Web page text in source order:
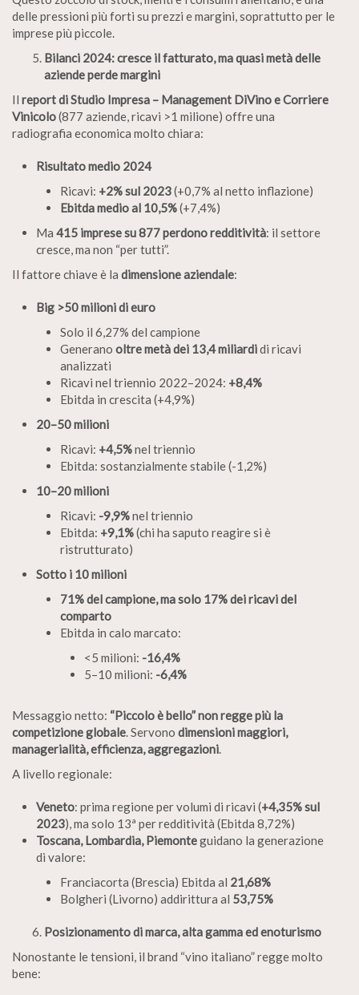
delle pressioni più forti su prezzi e margini, soprattutto per le
imprese più piccole.
Bilanci 2024: cresce il fatturato, ma quasi metà delle
aziende perde margini
Il report di Studio Impresa – Management DiVino e Corriere
Vinicolo(877 aziende, ricavi >1 milione) offre una
radiografia economica molto chiara:
Risultato medio 2024
Ricavi: +2% sul 2023(+0,7% al netto inflazione)
Ebitda medio al 10,5%(+7,4%)
Ma 415 imprese su 877 perdono redditività: il settore
cresce, ma non “per tutti”.
Il fattore chiave è la dimensione aziendale:
Big >50 milioni di euro
Solo il 6,27% del campione
Generano oltre metà dei 13,4 miliardidi ricavi
analizzati
Ricavi nel triennio 2022–2024: +8,4%
Ebitda in crescita (+4,9%)
20–50 milioni
Ricavi: +4,5%nel triennio
Ebitda: sostanzialmente stabile (-1,2%)
10–20 milioni
Ricavi: -9,9%nel triennio
Ebitda: +9,1%(chi ha saputo reagire si è
ristrutturato)
Sotto i 10 milioni
71% del campione, ma solo 17% dei ricavi del
comparto
Ebitda in calo marcato:
<5 milioni: -16,4%
5–10 milioni: -6,4%
Messaggio netto: “Piccolo è bello” non regge più la
competizione globale. Servono dimensioni maggiori,
managerialità, efficienza, aggregazioni.
A livello regionale:
Veneto: prima regione per volumi di ricavi (+4,35% sul
2023), ma solo 13ª per redditività (Ebitda 8,72%)
Toscana, Lombardia, Piemonteguidano la generazione
di valore:
Franciacorta (Brescia) Ebitda al 21,68%
Bolgheri (Livorno) addirittura al 53,75%
Posizionamento di marca, alta gamma ed enoturismo
Nonostante le tensioni, il brand “vino italiano” regge molto
bene: